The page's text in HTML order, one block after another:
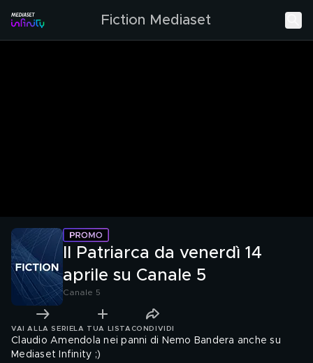
Fiction Mediaset
Il Patriarca da venerdì 14
aprile su Canale 5
Canale 5
VAI ALLA SERIE LA TUA LISTA CONDIVIDI
Claudio Amendola nei panni di Nemo Bandera anche su
Mediaset Infinity ;)